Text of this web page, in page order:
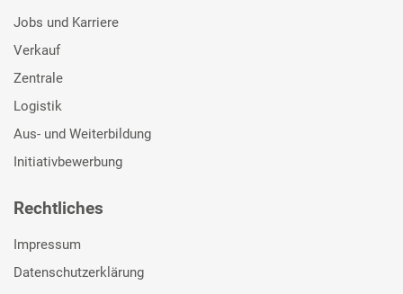
Jobs und Karriere
Verkauf
Zentrale
Logistik
Aus- und Weiterbildung
Initiativbewerbung
Rechtliches
Impressum
Datenschutzerklärung